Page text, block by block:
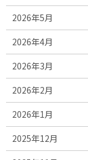
2026年5月
2026年4月
2026年3月
2026年2月
2026年1月
2025年12月